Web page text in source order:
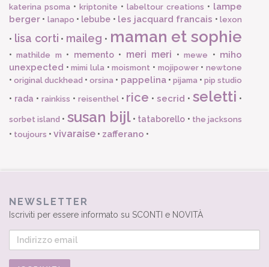
katerina psoma • kriptonite • labeltour creations • lampe
berger • lanapo • lebube • les jacquard francais •lexon
• lisa corti • maileg • maman et sophie
•mathilde m • memento• meri meri •mewe • miho
unexpected •mimi lula •moismont • mojipower•newtone
•original duckhead •orsina • pappelina• pijama • pip studio
• rada • rainkiss • reisenthel• rice •secrid •seletti •
sorbet island • susan bijl• tataborello • the jacksons
• toujours • vivaraise • zafferano •
NEWSLETTER
Iscriviti per essere informato su SCONTI e NOVITÀ